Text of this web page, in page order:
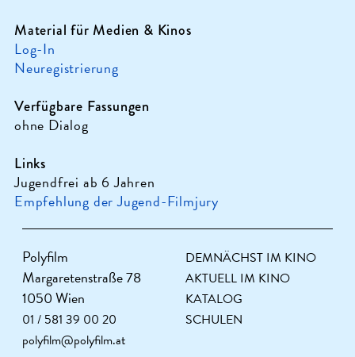
Material für Medien & Kinos
Log-In
Neuregistrierung
Verfügbare Fassungen
ohne Dialog
Links
Jugendfrei ab 6 Jahren
Empfehlung der Jugend-Filmjury
Polyfilm
Margaretenstraße 78
1050 Wien
01 / 581 39 00 20
polyfilm@polyfilm.at
DEMNÄCHST IM KINO
AKTUELL IM KINO
KATALOG
SCHULEN